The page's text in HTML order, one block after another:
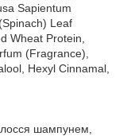
Sapientum
Leaf
Wheat Protein,
(Fragrance),
Hexyl Cinnamal,
шампунем,